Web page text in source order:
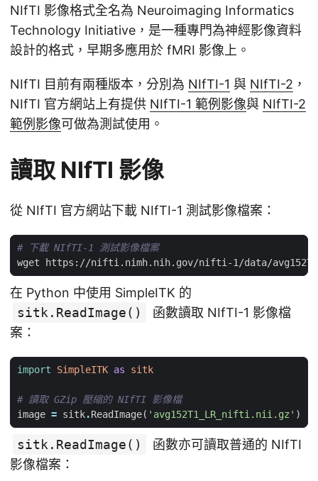
NIfTI 影像格式全名為 Neuroimaging Informatics
Technology Initiative，是一種專門為神經影像資料
設計的格式，早期多應用於 fMRI 影像上。
NIfTI 目前有兩種版本，分別為 NIfTI-1 與 NIfTI-2 ，
NIfTI 官方網站上有提供 NIfTI-1 範例影像與 NIfTI-2
範例影像可做為測試使用。
讀取 NIfTI 影像
從 NIfTI 官方網站下載 NIfTI-1 測試影像檔案：
# 下載 NIfTI-1 測試影像檔案
在 Python 中使用 SimpleITK 的
sitk.ReadImage()
函數讀取 NIfTI-1 影像檔
案：
import SimpleITK as sitk
# 讀取 GZip 壓縮的 NIfTI 影像檔
image = sitk.ReadImage( 'avg152T1_LR_nifti.nii.gz' )
sitk.ReadImage()
函數亦可讀取普通的 NIfTI
影像檔案：